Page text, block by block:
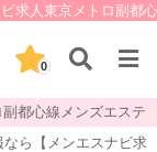
人東京メトロ副都心
0
都心線メンズエステ
ら【メンエスナビ求